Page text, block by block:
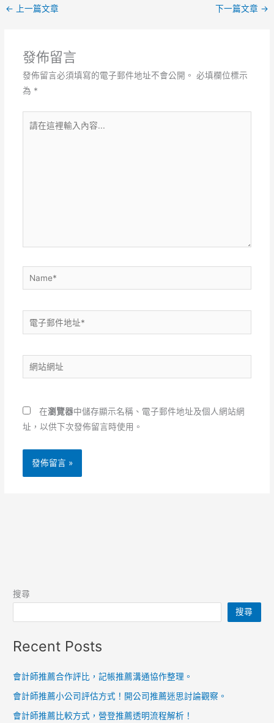
← 上一篇文章 下一篇文章 →
發佈留言
發佈留言必須填寫的電子郵件地址不會公開。 必填欄位標示
為 *
Name*
電
子
件
地
*
站
址
在瀏覽器中儲存顯示名稱、電子郵件地址及個人網站網
址，以供下次發佈留言時使用。
搜尋
搜尋
Recent Posts
會計師推薦合作評比，記帳推薦溝通協作整理。
會計師推薦小公司評估方式！開公司推薦迷思討論觀察。
會計師推薦比較方式，營登推薦透明流程解析！